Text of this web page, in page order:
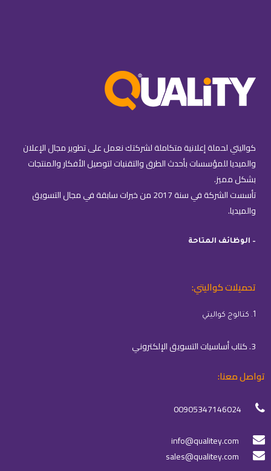
كواليتي لحملة إعلانية متكاملة لشركتك نعمل على تطوير مجال الإعلان
والميديا للمؤسسات بأحدث الطرق والتقنيات لتوصيل الأفكار والمنتجات
بشكل مميز.
تأسست الشركة في سنة 2017 من خبرات سابقة في مجال التسويق
والميديا.
– الوظائف المتاحة
تحميلات كواليتي:
1. كتالوج كواليتي
3. كتاب أساسيات التسويق الإلكتروني
تواصل معنا:
00905347146024
info@qualitey.com
sales@qualitey.com